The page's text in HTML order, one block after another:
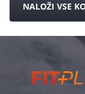
NALOŽI VSE